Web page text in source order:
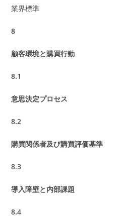
業界標準
8
顧客環境と購買行動
8.1
意思決定プロセス
8.2
購買関係者及び購買評価基準
8.3
導入障壁と内部課題
8.4